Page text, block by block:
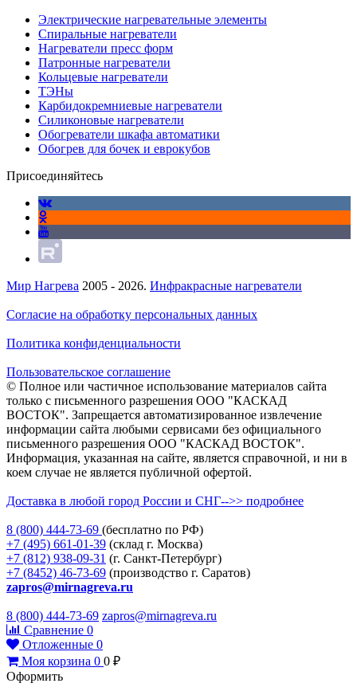
Электрические нагревательные элементы
Спиральные нагреватели
Нагреватели пресс форм
Патронные нагреватели
Кольцевые нагреватели
ТЭНы
Карбидокремниевые нагреватели
Силиконовые нагреватели
Обогреватели шкафа автоматики
Обогрев для бочек и еврокубов
Присоединяйтесь
Мир Нагрева 2005 - 2026. Инфракрасные нагреватели
Согласие на обработку персональных данных
Политика конфиденциальности
Пользовательское соглашение
© Полное или частичное использование материалов сайта
только с письменного разрешения ООО "КАСКАД
ВОСТОК". Запрещается автоматизированное извлечение
информации сайта любыми сервисами без официального
письменного разрешения ООО "КАСКАД ВОСТОК".
Информация, указанная на сайте, является справочной, и ни в
коем случае не является публичной офертой.
Доставка в любой город России и СНГ-->> подробнее
8 (800) 444-73-69 (бесплатно по РФ)
+7 (495) 661-01-39 (склад г. Москва)
+7 (812) 938-09-31 (г. Санкт-Петербург)
+7 (8452) 46-73-69 (производство г. Саратов)
zapros@mirnagreva.ru
8 (800) 444-73-69 zapros@mirnagreva.ru
Сравнение 0
Отложенные 0
Моя корзина 0 0 ₽
Оформить